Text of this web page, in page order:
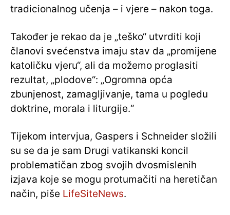
tradicionalnog učenja – i vjere – nakon toga.
Također je rekao da je „teško“ utvrditi koji
članovi svećenstva imaju stav da „promijene
katoličku vjeru“, ali da možemo proglasiti
rezultat, „plodove“: „Ogromna opća
zbunjenost, zamagljivanje, tama u pogledu
doktrine, morala i liturgije.“
Tijekom intervjua, Gaspers i Schneider složili
su se da je sam Drugi vatikanski koncil
problematičan zbog svojih dvosmislenih
izjava koje se mogu protumačiti na heretičan
način, piše LifeSiteNews.